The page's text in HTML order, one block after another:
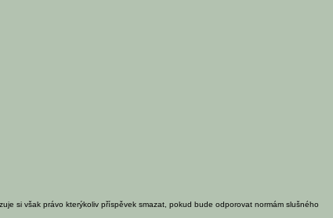
si však právo kterýkoliv příspěvek smazat, pokud bude odporovat normám slušného